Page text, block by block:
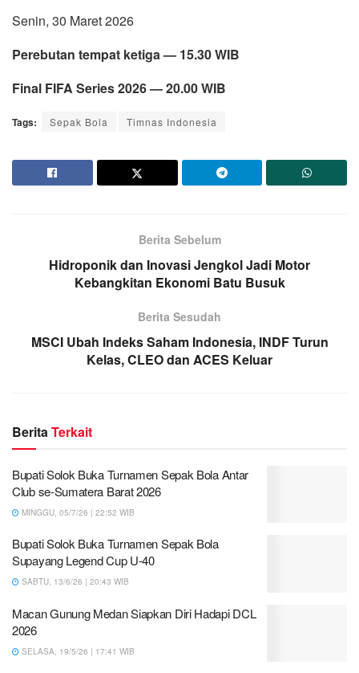
Senin, 30 Maret 2026
Perebutan tempat ketiga — 15.30 WIB
Final FIFA Series 2026 — 20.00 WIB
Tags: Sepak Bola Timnas Indonesia
Berita Sebelum
Hidroponik dan Inovasi Jengkol Jadi Motor
Kebangkitan Ekonomi Batu Busuk
Berita Sesudah
MSCI Ubah Indeks Saham Indonesia, INDF Turun
Kelas, CLEO dan ACES Keluar
BeritaTerkait
Bupati Solok Buka Turnamen Sepak Bola Antar
Club se-Sumatera Barat 2026
MINGGU, 05/7/26 | 22:52 WIB
Bupati Solok Buka Turnamen Sepak Bola
Supayang Legend Cup U-40
SABTU, 13/6/26 | 20:43 WIB
Macan Gunung Medan Siapkan Diri Hadapi DCL
2026
SELASA, 19/5/26 | 17:41 WIB